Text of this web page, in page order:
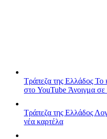
Τράπεζα της Ελλάδος Το
στο YouTube Άνοιγμα σε
Τράπεζα της Ελλάδος
νέα καρτέλα